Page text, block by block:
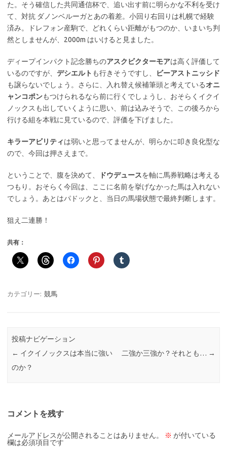
た。そう確信した共同通信杯で、追い出す前に明らかな不利を受け
て、対抗 ダノンベルーガとあの着差。小回り右回りは札幌で経験
済み。ドレフォン産駒で、どれくらい距離がもつのか、いまいち判
然としませんが、2000m はいけると見ました。
ディープインパクト記念勝ちのアスクビクターモアは高く評価して
いるのですが、 デシエルト も行きそうですし、
ビーアストニッシド
も譲らないでしょう。さらに、入れ替え候補筆頭と考えているオニ
ャンコポンもつけられるなら前に行くでしょうし、おそらくイクイ
ノックスも出していくように思い、前は込みそうで、この後ろから
行ける組を本戦に見ているので、評価を下げました。
キラーアビリティは弱いと思ってませんが、明らかに叩き良化型な
ので、今回は押さえまで。
ということで、腹を決めて、 ドウデュースを軸に馬券戦略は考える
つもり。おそらく今回は、ここに名前を挙げなかった馬は入れない
でしょう。あとはパドックと、当日の馬場状態で最終判断します。
狙え二連勝！
共有：
カテゴリー: 競馬
投稿ナビゲーション
← イクイノックスは本当に強い
のか？
二強か三強か？それとも… →
コメントを残す
メールアドレスが公開されることはありません。 ※ が付いている
欄は必須項目です